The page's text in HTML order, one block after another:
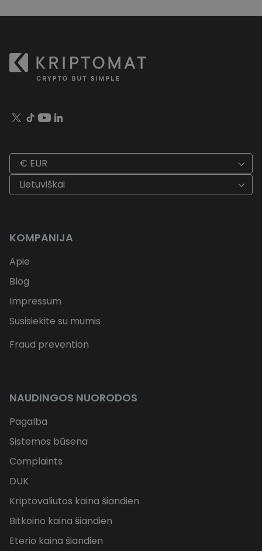
€ EUR
Lietuviškai
KOMPANIJA
Apie
Blog
Impressum
Susisiekite su mumis
Fraud prevention
NAUDINGOS NUORODOS
Pagalba
Sistemos būsena
Complaints
DUK
Kriptovaliutos kaina šiandien
Bitkoino kaina šiandien
Eterio kaina šiandien